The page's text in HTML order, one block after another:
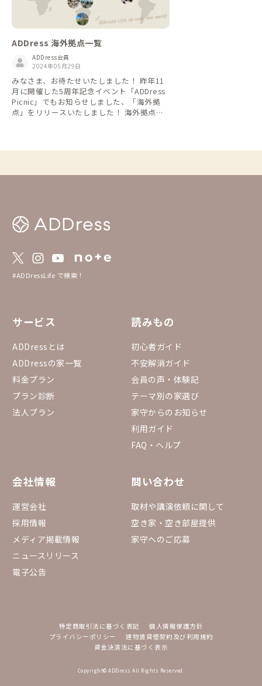
ADDress 海外拠点一覧
ADDress会員
2024年05月29日
みなさま、お待たせいたしました！ 昨年11
月に開催した5周年記念イベント「ADDress
Picnic」でもお知らせしました、「海外拠
点」をリリースいたしました！ 海外拠点一
＝＝＝ ＝＝＝＝＝＝＝＝＝＝＝＝＝＝＝＝
異なり、複数枚のチケットで1泊の滞在とな
ります。 ・予約リクエストの際は、時差の
約における注意事項〜 ・正確な住所は、家
守の予約承認メッセージと入室情報にてお知
らせしております。 ・Googleマップのピン
＝＝＝＝＝＝＝＝＝＝＝＝＝＝＝＝＝＝＝＝
#ADDressLife で検索！
サービス
ADDressとは
ADDressの家一覧
料金プラン
プラン診断
法人プラン
読みもの
初心者ガイド
不安解消ガイド
会員の声・体験記
テーマ別の家選び
家守からのお知らせ
利用ガイド
FAQ・ヘルプ
会社情報
運営会社
採用情報
メディア掲載情報
ニュースリリース
電子公告
問い合わせ
取材や講演依頼に関して
空き家・空き部屋提供
家守へのご応募
特定商取引法に基づく表記
個人情報保護方針
プライバシーポリシー
建物賃貸借契約及び利用規約
資金決済法に基づく表示
Copyright© ADDress All Rights Reserved.